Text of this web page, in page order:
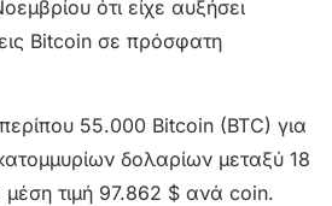
ότι είχε αυξήσει
Bitcoin σε πρόσφατη
55.000 Bitcoin (BTC) για
δολαρίων μεταξύ 18
μέση τιμή 97.862 $ ανά coin.